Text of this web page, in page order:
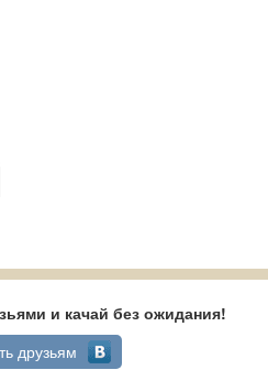
и качай без ожидания!
друзьям